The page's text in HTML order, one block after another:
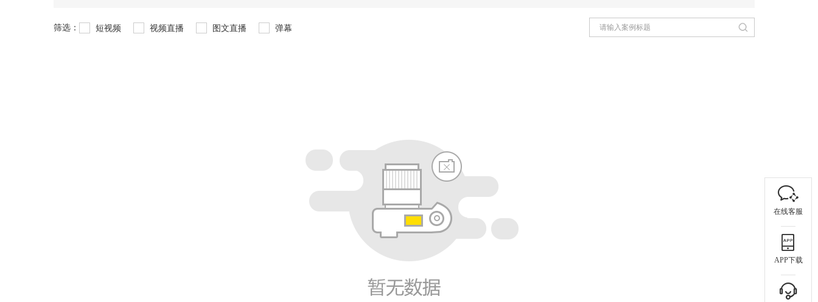
筛选： 短视频 视频直播 图文直播 弹幕
在线客服
APP下载